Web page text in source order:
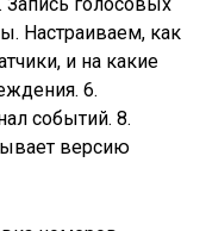
Настраиваем, как
и на какие
6.
событий. 8.
версию